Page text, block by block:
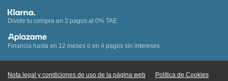
Divide tu compra en 3 pagos al 0% TAE
Financia hasta en 12 meses o en 4 pagos sin intereses
Nota legal y condiciones de uso de la página web Política de Cookies